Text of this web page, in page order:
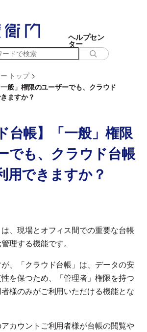
ヘルプセン
ター
トップ >
一般」権限のユーザーでも、クラウド
ますか？
台帳】「一般」権限
でも、クラウド台帳
用できますか？
は、現場とオフィス間での重要な台帳
理する機能です。
、「クラウド台帳」は、データの安
を保つため、「管理者」権限を持つ
様のみがご利用いただける機能とな
カウントご利用者様が台帳の閲覧や